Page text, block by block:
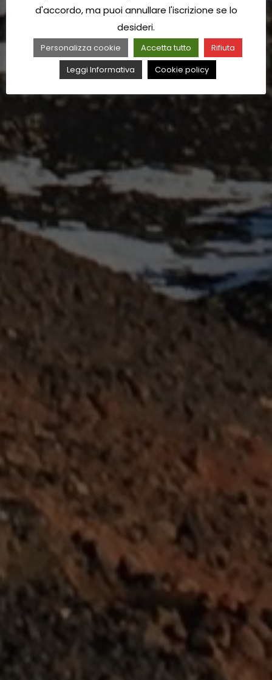
d'accordo, ma puoi annullare l'iscrizione se lo
desideri.
Personalizza cookie Accetta tutto
Rifiuta
Leggi Informativa
Cookie policy